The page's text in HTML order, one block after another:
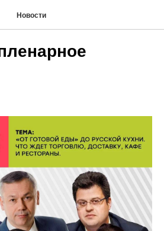
Новости